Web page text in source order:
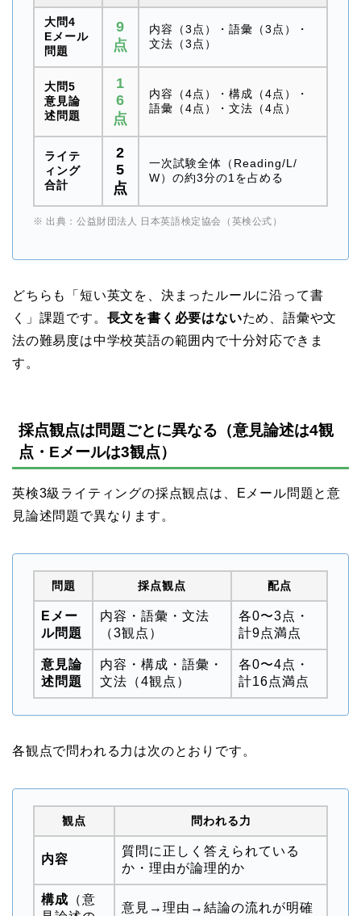
大問4
Eメール
問題
9
点
内容（3点）・語彙（3点）・
文法（3点）
大問5
意見論
述問題
1
6
点
内容（4点）・構成（4点）・
語彙（4点）・文法（4点）
ライテ
ィング
合計
2
5
点
一次試験全体（Reading/L/
W）の約3分の1を占める
※ 出典：公益財団法人 日本英語検定協会（英検公式）
どちらも「短い英文を、決まったルールに沿って書
く」課題です。 長文を書く必要はないため、語彙や文
法の難易度は中学校英語の範囲内で十分対応できま
す。
採点観点は問題ごとに異なる（意見論述は4観
点・Eメールは3観点）
英検3級ライティングの採点観点は、Eメール問題と意
見論述問題で異なります。
問題 採点観点 配点
Eメー
ル問題
内容・語彙・文法
（3観点）
各0〜3点・
計9点満点
意見論
述問題
内容・構成・語彙・
文法（4観点）
各0〜4点・
計16点満点
各観点で問われる力は次のとおりです。
観点 問われる力
内容
質問に正しく答えられている
か・理由が論理的か
構成 （意
意見→理由→結論の流れが明確